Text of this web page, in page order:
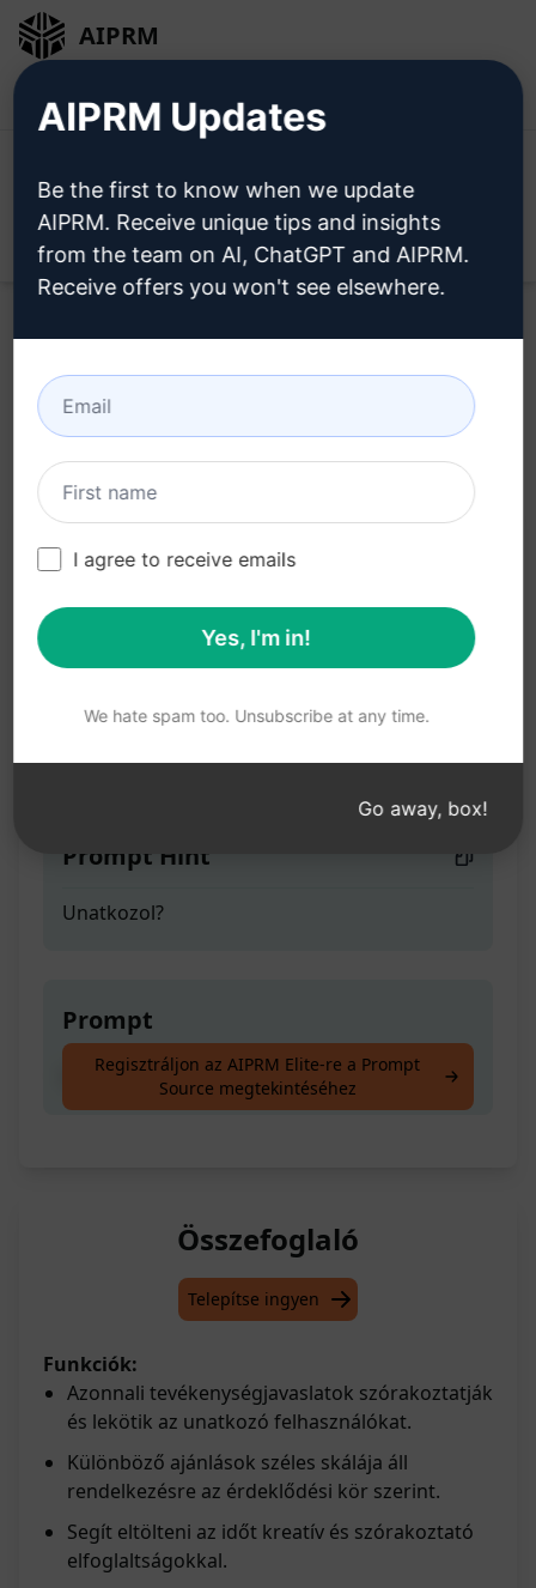
AIPRM
Home / AI Prompts / SaaS Prompts / Cancel Prompts
Unatkozol, tevékenységek
1,202
0 550
Unatkozol,
Prompt Hint
Unatkozol?
Prompt
Unatkozol?
Regisztráljon az AIPRM Elite-re a Prompt
Source megtekintéséhez
Összefoglaló
Telepítse ingyen
Funkciók:
Azonnali tevékenységjavaslatok szórakoztatják
és lekötik az unatkozó felhasználókat.
Különböző ajánlások széles skálája áll
rendelkezésre az érdeklődési kör szerint.
Segít eltölteni az időt kreatív és szórakoztató
elfoglaltságokkal.
AIPRM Updates
Be the first to know when we update
AIPRM. Receive unique tips and insights
from the team on AI, ChatGPT and AIPRM.
Receive offers you won't see elsewhere.
I agree to receive emails
Yes, I'm in!
We hate spam too. Unsubscribe at any time.
Go away, box!